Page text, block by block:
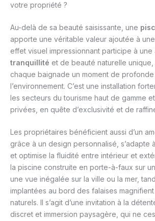
votre propriété ?
Au-delà de sa beauté saisissante, une
apporte une véritable valeur ajoutée à
effet visuel impressionnant participe à une
tranquillité et de beauté naturelle
chaque baignade un moment de
l’environnement. C’est une installation
les secteurs du tourisme haut de gamme
privées, en quête d’exclusivité et de
Les propriétaires bénéficient aussi d’un
grâce à un design personnalisé, s’adapte
et optimise la fluidité entre intérieur et
la piscine construite en porte-à-faux sur
une vue inégalée sur la ville ou la mer,
implantées au bord des falaises
naturels. Il s’agit d’une invitation à la
discret et immersion paysagère, qui ne